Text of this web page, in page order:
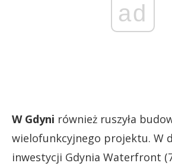
ad
W Gdyni również ruszyła
wielofunkcyjnego projektu. W
inwestycji Gdynia Waterfront